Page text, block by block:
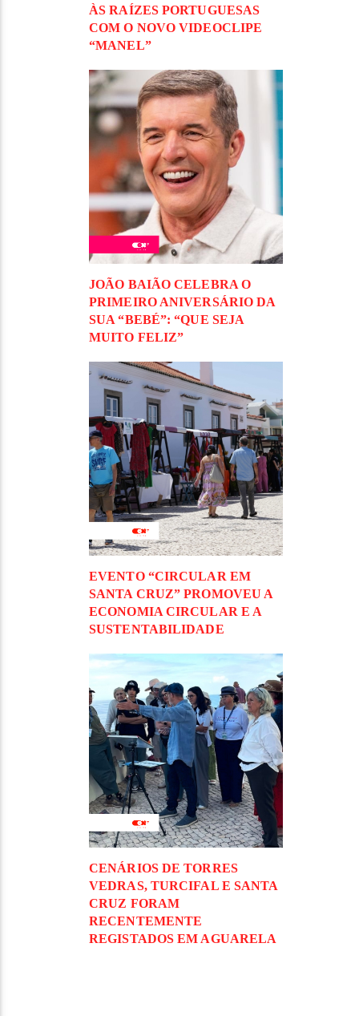
ÀS RAÍZES PORTUGUESAS
COM O NOVO VIDEOCLIPE
“MANEL”
JOÃO BAIÃO CELEBRA O
PRIMEIRO ANIVERSÁRIO DA
SUA “BEBÉ”: “QUE SEJA
MUITO FELIZ”
EVENTO “CIRCULAR EM
SANTA CRUZ” PROMOVEU A
ECONOMIA CIRCULAR E A
SUSTENTABILIDADE
CENÁRIOS DE TORRES
VEDRAS, TURCIFAL E SANTA
CRUZ FORAM
RECENTEMENTE
REGISTADOS EM AGUARELA